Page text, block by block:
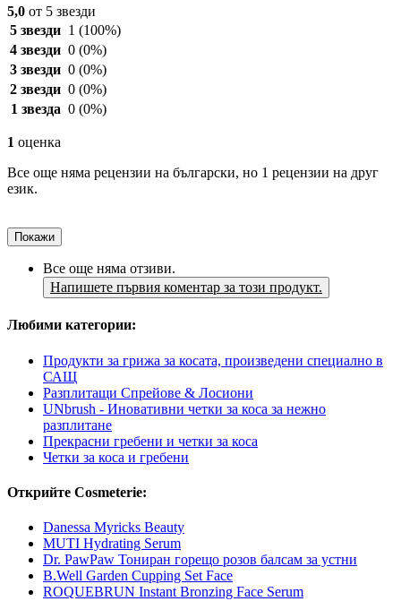
5,0 от 5 звезди
5 звезди 1 (100%)
4 звезди 0 (0%)
3 звезди 0 (0%)
2 звезди 0 (0%)
1 звезда 0 (0%)
1 оценка
Все още няма рецензии на български, но 1 рецензии на друг
език.
Покажи
Все още няма отзиви.
Напишете първия коментар за този продукт.
Любими категории:
Продукти за грижа за косата, произведени специално в
САЩ
Разплитащи Спрейове & Лосиони
UNbrush - Иновативни четки за коса за нежно
разплитане
Прекрасни гребени и четки за коса
Четки за коса и гребени
Открийте Cosmeterie:
Danessa Myricks Beauty
MUTI Hydrating Serum
Dr. PawPaw Тониран горещо розов балсам за устни
B.Well Garden Cupping Set Face
ROQUEBRUN Instant Bronzing Face Serum